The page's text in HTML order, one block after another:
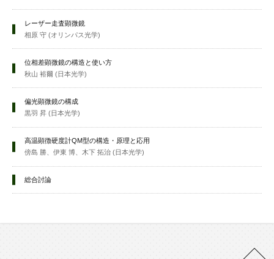
レーザー走査顕微鏡
相原 守 (オリンパス光学)
位相差顕微鏡の構造と使い方
秋山 裕爾 (日本光学)
偏光顕微鏡の構成
黒羽 昇 (日本光学)
高温顕徴硬度計QM型の構造・原理と応用
傍島 勝、伊東 博、木下 拓治 (日本光学)
総合討論